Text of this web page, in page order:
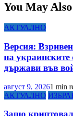
You May
АКТУАЛНО
Версия:
на
държави във
август 9, 20261 min
АКТУАЛНО
Защо